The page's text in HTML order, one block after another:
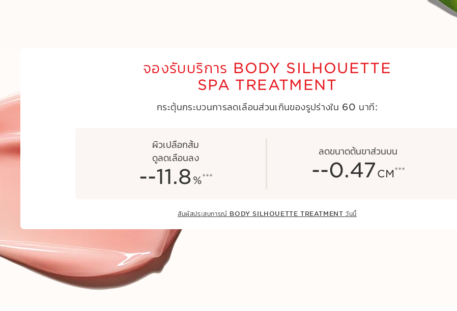
จองรับบริการ BODY SILHOUETTE
SPA TREATMENT
กระตุ้นกระบวนการลดเลือนส่วนเกินของรูปร่างใน 60 นาที:
ผิวเปลือกส้ม
ดูลดเลือนลง
--11.8 %***
ลดขนาดต้นขาส่วนบน
--0.47 CM***
สัมผัสประสบการณ์ BODY SILHOUETTE TREATMENT วันนี้